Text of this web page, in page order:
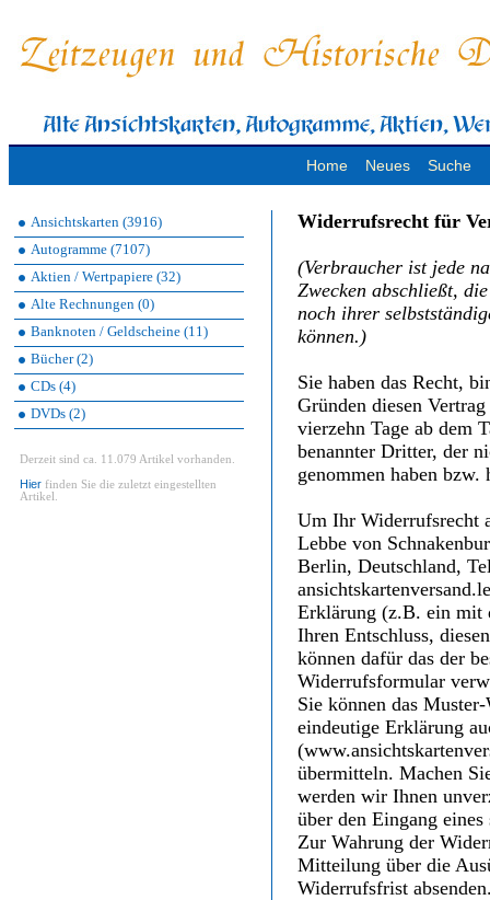
Home Neues Suche
Ansichtskarten (3916)
Autogramme (7107)
Aktien / Wertpapiere (32)
Alte Rechnungen (0)
Banknoten / Geldscheine (11)
Bücher (2)
CDs (4)
DVDs (2)
Derzeit sind ca. 11.079 Artikel vorhanden.
Hier finden Sie die zuletzt eingestellten
Artikel.
Widerrufsrecht für
(Verbraucher ist jede
Zwecken abschließt,
noch ihrer
können.)
Sie haben das Recht,
Gründen diesen
vierzehn Tage ab dem
benannter Dritter, der
genommen haben bzw.
Um Ihr Widerrufsrecht
Lebbe von
Berlin, Deutschland,
Erklärung (z.B. ein mit
Ihren Entschluss,
können dafür das der
Widerrufsformular
Sie können das
eindeutige Erklärung
übermitteln. Machen
werden wir Ihnen
über den Eingang
Zur Wahrung der
Mitteilung über die
Widerrufsfrist